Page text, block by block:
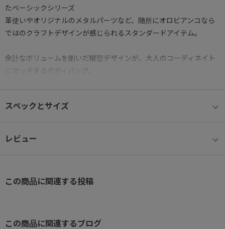
たベーシックシリーズ
革使いやオリジナルのメタルパーツなど、随所にオロビアンコなら
ではのクラフトデザインが感じられるスタンダードアイテム。
余計なボリュームを削いだ縦型デザインが、大人のコーディネイト
にマッチするボディバッグ。
ジが利くため、絶妙なフィット感を得られます。
【特徴】
きのあるステア素材を使用。
るショルダー仕様
スペックとサイズ
レビュー
この商品に関連する投稿
この商品に関連するブログ